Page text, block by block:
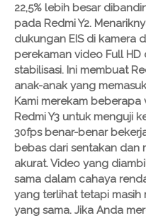
22,5% lebih besar
pada Redmi Y2.
dukungan EIS di kamera
perekaman video Full
stabilisasi. Ini membuat
anak-anak yang
Kami merekam beberapa
Redmi Y3 untuk menguji
30fps benar-benar
bebas dari sentakan dan
akurat. Video yang
sama dalam cahaya
yang terlihat tetapi masih
yang sama. Jika Anda